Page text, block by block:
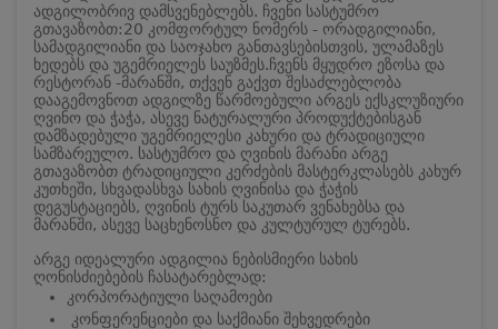
ადგილობრივ დამსვენებლებს. ჩვენი სასტუმრო
გთავაზობთ:20 კომფორტულ ნომერს - ორადგილიანი,
სამადგილიანი და საოჯახო განთავსებისთვის, ულამაზეს
ხედებს და უგემრიელეს საუზმეს.ჩვენს მყუდრო ეზოსა და
რესტორან -მარანში, თქვენ გაქვთ შესაძლებლობა
დააგემოვნოთ ადგილზე წარმოებული არგეს ექსკლუზიური
ღვინო და ჭაჭა, ასევე ნატურალური პროდუქტებისგან
დამზადებული უგემრიელესი კახური და ტრადიციული
სამზარეულო. სასტუმრო და ღვინის მარანი არგე
გთავაზობთ ტრადიციული კერძების მასტერკლასებს კახურ
კუთხეში, სხვადასხვა სახის ღვინისა და ჭაჭის
დეგუსტაციებს, ღვინის ტურს საკუთარ ვენახებსა და
მარანში, ასევე საცხენოსნო და კულტურულ ტურებს.
არგე იდეალური ადგილია ნებისმიერი სახის
ღონისძიებების ჩასატარებლად:
კორპორატიული საღამოები
კონფერენციები და საქმიანი შეხვედრები